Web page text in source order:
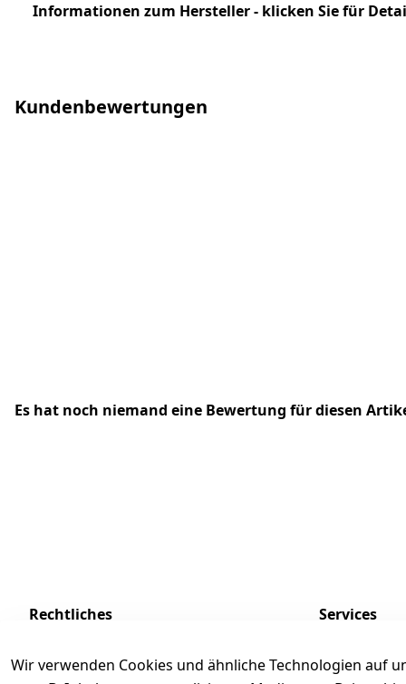
Informationen zum Hersteller - klicken Sie für
Kundenbewertungen
Es hat noch niemand eine Bewertung für diesen
Wir verwenden Cookies und ähnliche Technologien auf
Rechtliches
Impressum
Services
Registrieren